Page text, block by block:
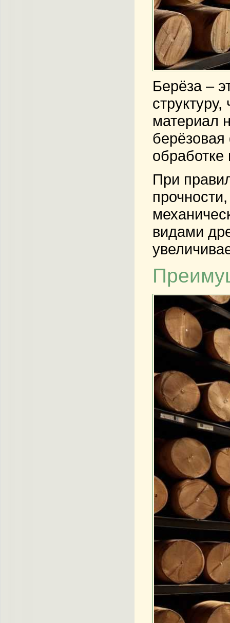
Берёза –
структуру,
материал
При
видами